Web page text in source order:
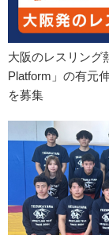
大阪のレスリング
Platform」の有元
を募集